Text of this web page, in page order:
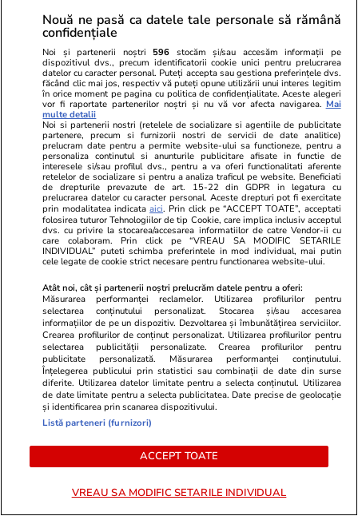
Adevarul.ro
Nuntă în familia a doi dintre cei
mai bogați români. Cine sunt mirii
care se căsătoresc la Iași și ce
averi au părinții lor
Fanatik.ro
Finala CM
Argentina,
”Vești
PARTENERI
Elle.ro
De ce Ilona Brezoianu nu l-a
alăptat pe fiul ei, Matei. Actrița a
dezvăluit public adevăratul motiv:
flancată de
de Apel
Nouă ne pasă ca datele tale personale să rămână
confidențiale
Noi și partenerii noștri 596 stocăm și/sau accesăm informații pe
dispozitivul dvs., precum identificatorii cookie unici pentru prelucrarea
datelor cu caracter personal. Puteți accepta sau gestiona preferințele dvs.
făcând clic mai jos, respectiv vă puteți opune utilizării unui interes legitim
în orice moment pe pagina cu politica de confidențialitate. Aceste alegeri
vor fi raportate partenerilor noștri și nu vă vor afecta navigarea. Mai
multe detalii
Noi si partenerii nostri (retelele de socializare si agentiile de publicitate
partenere, precum si furnizorii nostri de servicii de date analitice)
prelucram date pentru a permite website-ului sa functioneze, pentru a
personaliza continutul si anunturile publicitare afisate in functie de
interesele si/sau profilul dvs., pentru a va oferi functionalitati aferente
retelelor de socializare si pentru a analiza traficul pe website. Beneficiati
de drepturile prevazute de art. 15-22 din GDPR in legatura cu
prelucrarea datelor cu caracter personal. Aceste drepturi pot fi exercitate
prin modalitatea indicataaici. Prin click pe “ACCEPT TOATE”, acceptati
folosirea tuturor Tehnologiilor de tip Cookie, care implica inclusiv acceptul
dvs. cu privire la stocarea/accesarea informatiilor de catre Vendor-ii cu
care colaboram. Prin click pe “VREAU SA MODIFIC SETARILE
INDIVIDUAL” puteti schimba preferintele in mod individual, mai putin
cele legate de cookie strict necesare pentru functionarea website-ului.
Atât noi, cât și partenerii noștri prelucrăm datele pentru a oferi:
Măsurarea performanței reclamelor. Utilizarea profilurilor pentru
selectarea conținutului personalizat. Stocarea și/sau accesarea
informațiilor de pe un dispozitiv. Dezvoltarea și îmbunătățirea serviciilor.
Crearea profilurilor de conținut personalizat. Utilizarea profilurilor pentru
selectarea publicității personalizate. Crearea profilurilor pentru
publicitate personalizată. Măsurarea performanței conținutului.
Înțelegerea publicului prin statistici sau combinații de date din surse
diferite. Utilizarea datelor limitate pentru a selecta conținutul. Utilizarea
de date limitate pentru a selecta publicitatea. Date precise de geolocație
și identificarea prin scanarea dispozitivului.
Listă parteneri (furnizori)
ACCEPT TOATE
VREAU SA MODIFIC SETARILE INDIVIDUAL